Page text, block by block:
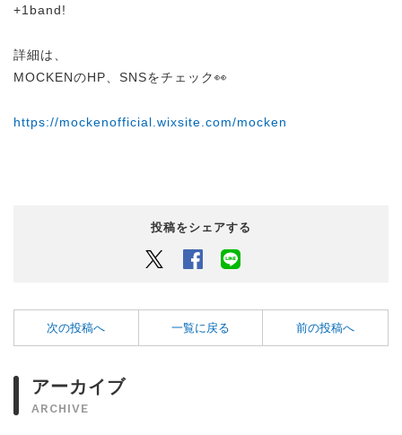
+1band!
詳細は、
MOCKENのHP、SNSをチェック👀
https://mockenofficial.wixsite.com/mocken
投稿をシェアする
Twitter Facebook
次の投稿へ 一覧に戻る 前の投稿へ
アーカイブ
ARCHIVE